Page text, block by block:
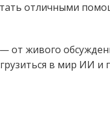
отличными
от живого
в мир ИИ и